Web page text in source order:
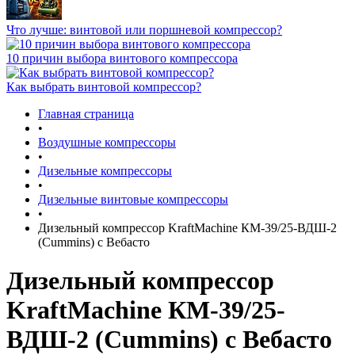
Что лучше: винтовой или поршневой компрессор?
10 причин выбора винтового компрессора
Как выбрать винтовой компрессор?
Главная страница
•
Воздушные компрессоры
•
Дизельные компрессоры
•
Дизельные винтовые компрессоры
•
Дизельный компрессор KraftMachine КМ-39/25-ВДШ-2
(Cummins) с Вебасто
Дизельный компрессор
KraftMachine КМ-39/25-
ВДШ-2 (Cummins) с Вебасто